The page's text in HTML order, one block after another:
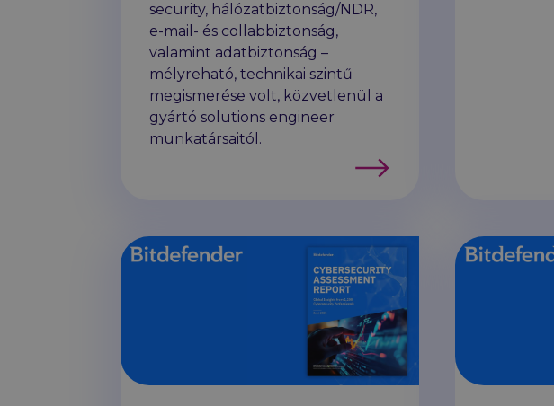
security, hálózatbiztonság/NDR,
e-mail- és collabbiztonság,
valamint adatbiztonság –
mélyreható, technikai szintű
megismerése volt, közvetlenül a
gyártó solutions engineer
munkatársaitól.
Tovább